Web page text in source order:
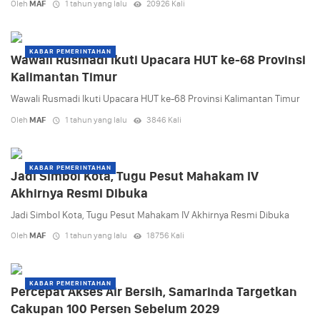
Oleh MAF 1 tahun yang lalu 20926 Kali
KABAR PEMERINTAHAN
Wawali Rusmadi Ikuti Upacara HUT ke-68 Provinsi
Kalimantan Timur
Wawali Rusmadi Ikuti Upacara HUT ke-68 Provinsi Kalimantan Timur
Oleh MAF 1 tahun yang lalu 3846 Kali
KABAR PEMERINTAHAN
Jadi Simbol Kota, Tugu Pesut Mahakam IV
Akhirnya Resmi Dibuka
Jadi Simbol Kota, Tugu Pesut Mahakam IV Akhirnya Resmi Dibuka
Oleh MAF 1 tahun yang lalu 18756 Kali
KABAR PEMERINTAHAN
Percepat Akses Air Bersih, Samarinda Targetkan
Cakupan 100 Persen Sebelum 2029